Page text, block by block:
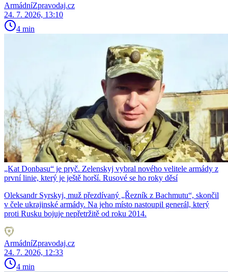
ArmádníZpravodaj.cz
24. 7. 2026, 13:10
4 min
„Kat Donbasu“ je pryč. Zelenskyj vybral nového velitele armády z
první linie, který je ještě horší. Rusové se ho roky děsí
Oleksandr Syrskyj, muž přezdívaný „Řezník z Bachmutu“, skončil
v čele ukrajinské armády. Na jeho místo nastoupil generál, který
proti Rusku bojuje nepřetržitě od roku 2014.
ArmádníZpravodaj.cz
24. 7. 2026, 12:33
4 min